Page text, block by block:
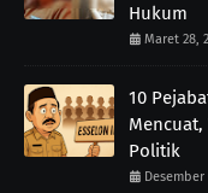
Hukum
Maret 28,
10
Politik
Desember